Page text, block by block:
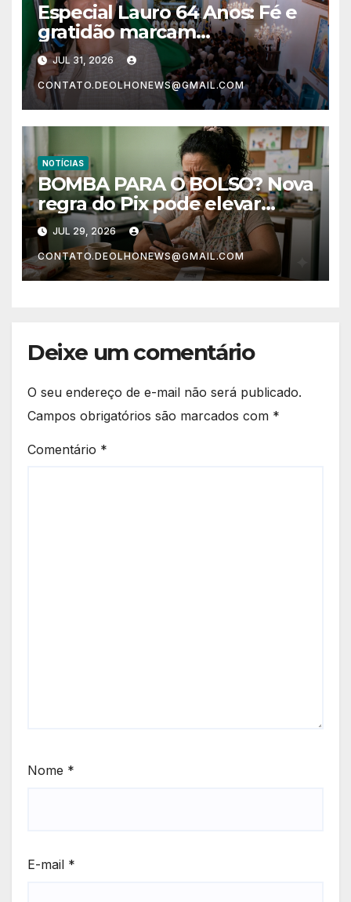
Especial Lauro 64 Anos: Fé e
gratidão marcam
oficialmente o aniversário de
Lauro de Freitas
JUL 31, 2026
CONTATO.DEOLHONEWS@GMAIL.COM
NOTÍCIAS
BOMBA PARA O BOLSO? Nova
regra do Pix pode elevar
preços de produtos e serviços
em todo o Brasil
JUL 29, 2026
CONTATO.DEOLHONEWS@GMAIL.COM
Deixe um comentário
O seu endereço de e-mail não será publicado.
Campos obrigatórios são marcados com *
Comentário *
Nome *
E-mail *